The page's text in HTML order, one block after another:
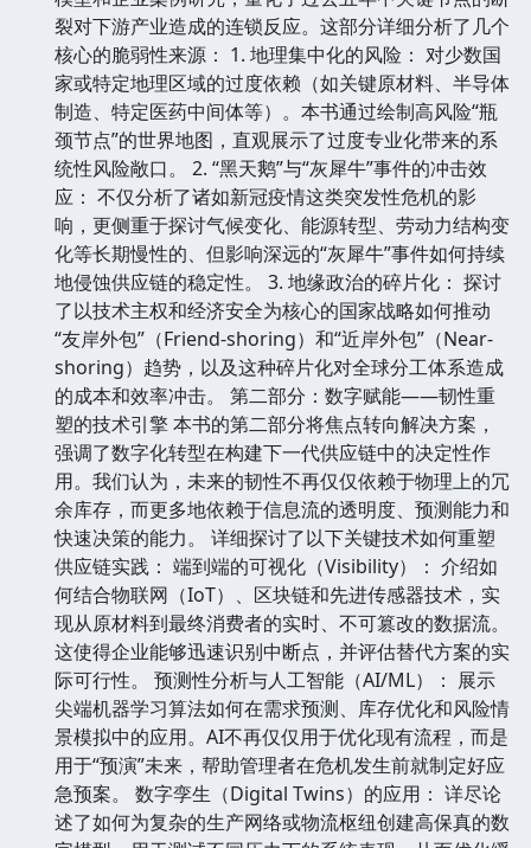
裂对下游产业造成的连锁反应。这部分详细分析了几个
核心的脆弱性来源： 1. 地理集中化的风险： 对少数国
家或特定地理区域的过度依赖（如关键原材料、半导体
制造、特定医药中间体等）。本书通过绘制高风险“瓶
颈节点”的世界地图，直观展示了过度专业化带来的系
统性风险敞口。 2. “黑天鹅”与“灰犀牛”事件的冲击效
应： 不仅分析了诸如新冠疫情这类突发性危机的影
响，更侧重于探讨气候变化、能源转型、劳动力结构变
化等长期慢性的、但影响深远的“灰犀牛”事件如何持续
地侵蚀供应链的稳定性。 3. 地缘政治的碎片化： 探讨
了以技术主权和经济安全为核心的国家战略如何推动
“友岸外包”（Friend-shoring）和“近岸外包”（Near-
shoring）趋势，以及这种碎片化对全球分工体系造成
的成本和效率冲击。 第二部分：数字赋能——韧性重
塑的技术引擎 本书的第二部分将焦点转向解决方案，
强调了数字化转型在构建下一代供应链中的决定性作
用。我们认为，未来的韧性不再仅仅依赖于物理上的冗
余库存，而更多地依赖于信息流的透明度、预测能力和
快速决策的能力。 详细探讨了以下关键技术如何重塑
供应链实践： 端到端的可视化（Visibility）： 介绍如
何结合物联网（IoT）、区块链和先进传感器技术，实
现从原材料到最终消费者的实时、不可篡改的数据流。
这使得企业能够迅速识别中断点，并评估替代方案的实
际可行性。 预测性分析与人工智能（AI/ML）： 展示
尖端机器学习算法如何在需求预测、库存优化和风险情
景模拟中的应用。AI不再仅仅用于优化现有流程，而是
用于“预演”未来，帮助管理者在危机发生前就制定好应
急预案。 数字孪生（Digital Twins）的应用： 详尽论
述了如何为复杂的生产网络或物流枢纽创建高保真的数